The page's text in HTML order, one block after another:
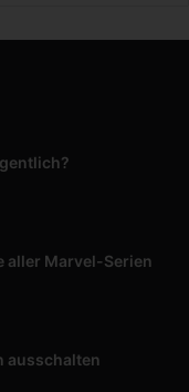
aller Marvel-Serien
ausschalten